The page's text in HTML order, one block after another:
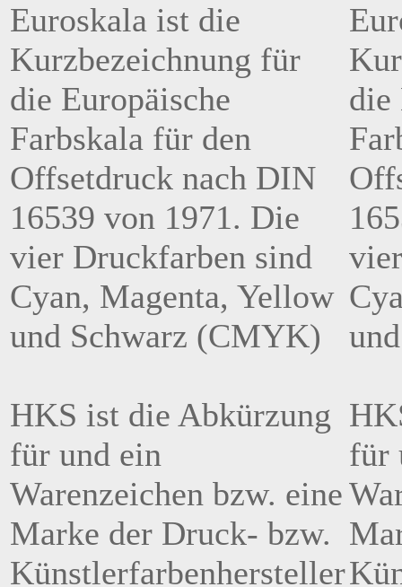
Euroskala ist die
Kurzbezeichnung für
die Europäische
Farbskala für den
Offsetdruck nach DIN
16539 von 1971. Die
vier Druckfarben sind
Cyan, Magenta, Yellow
und Schwarz (CMYK)
HKS ist die Abkürzung
für und ein
Warenzeichen bzw. eine
Marke der Druck- bzw.
Künstlerfarbenhersteller
die
für